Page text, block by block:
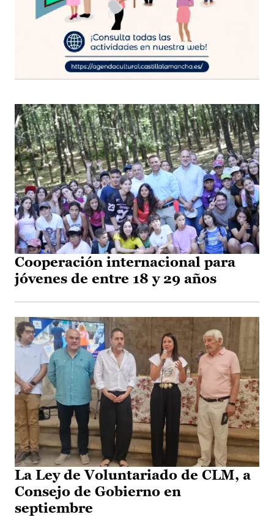
Cooperación internacional para
jóvenes de entre 18 y 29 años
La Ley de Voluntariado de CLM, a
Consejo de Gobierno en
septiembre